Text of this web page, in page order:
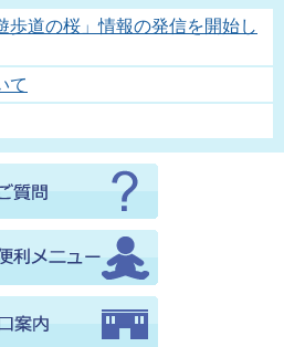
歩道の桜」情報の発信を開始し
て